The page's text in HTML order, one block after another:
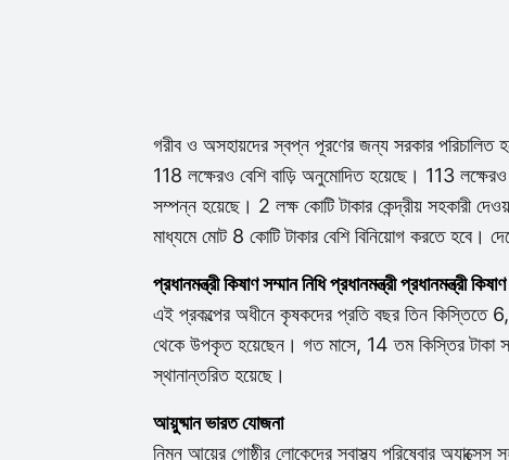
গরীব ও অসহায়দের স্বপ্ন পূরণের জন্য সরকার পরিচালিত
118 লক্ষেরও বেশি বাড়ি অনুমোদিত হয়েছে। 113 লক্ষেরও
সম্পন্ন হয়েছে। 2 লক্ষ কোটি টাকার কেন্দ্রীয় সহকারী
মাধ্যমে মোট 8 কোটি টাকার বেশি বিনিয়োগ করতে
প্রধানমন্ত্রী কিষাণ সম্মান নিধি প্রধানমন্ত্রী প্রধানমন্ত্রী
এই প্রকল্পের অধীনে কৃষকদের প্রতি বছর তিন
থেকে উপকৃত হয়েছেন। গত মাসে, 14 তম কিস্তির টাকা
স্থানান্তরিত হয়েছে।
আয়ুষ্মান ভারত যোজনা
নিম্ন আয়ের গোষ্ঠীর লোকেদের স্বাস্থ্য পরিষেবার